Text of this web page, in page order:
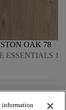
OAK 78
ESSENTIALS
information